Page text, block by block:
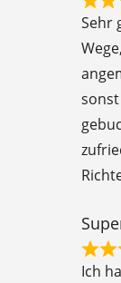
Sehr
Ich